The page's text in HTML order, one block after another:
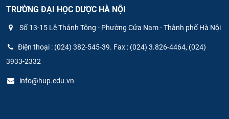
TRƯỜNG ĐẠI HỌC DƯỢC HÀ NỘI
Số 13-15 Lê Thánh Tông - Phường Cửa Nam - Thành phố Hà Nội
Điện thoại : (024) 382-545-39. Fax : (024) 3.826-4464, (024)
3933-2332
info@hup.edu.vn